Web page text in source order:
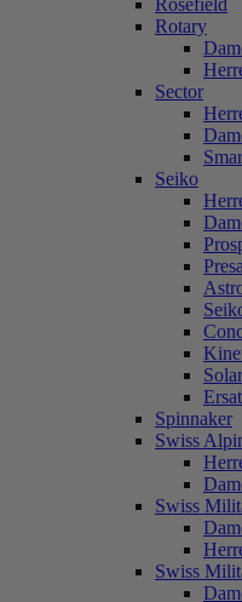
Rosefield
Rotary
Sector
Seiko
Solar
Spinnaker
Swiss
Swiss
Swiss